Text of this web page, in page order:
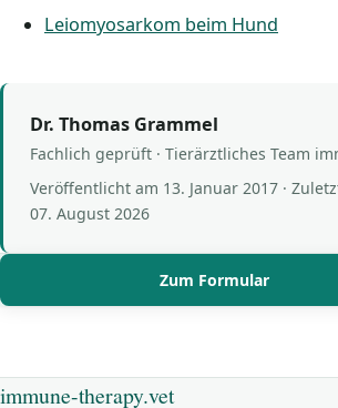
Leiomyosarkom beim Hund
Dr. Thomas Grammel
Fachlich geprüft · Tierärztliches Team
Veröffentlicht am 13. Januar 2017 ·
07. August 2026
Zum Formular
immune-therapy.vet